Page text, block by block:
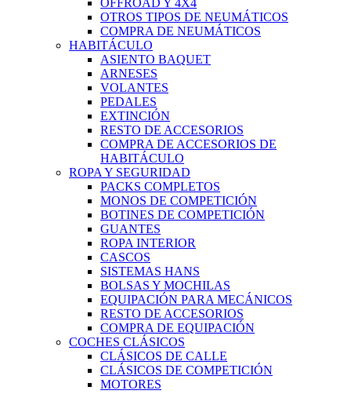
OFFROAD Y 4X4
OTROS TIPOS DE NEUMÁTICOS
COMPRA DE NEUMÁTICOS
HABITÁCULO
ASIENTO BAQUET
ARNESES
VOLANTES
PEDALES
EXTINCIÓN
RESTO DE ACCESORIOS
COMPRA DE ACCESORIOS DE
HABITÁCULO
ROPA Y SEGURIDAD
PACKS COMPLETOS
MONOS DE COMPETICIÓN
BOTINES DE COMPETICIÓN
GUANTES
ROPA INTERIOR
CASCOS
SISTEMAS HANS
BOLSAS Y MOCHILAS
EQUIPACIÓN PARA MECÁNICOS
RESTO DE ACCESORIOS
COMPRA DE EQUIPACIÓN
COCHES CLÁSICOS
CLÁSICOS DE CALLE
CLÁSICOS DE COMPETICIÓN
MOTORES